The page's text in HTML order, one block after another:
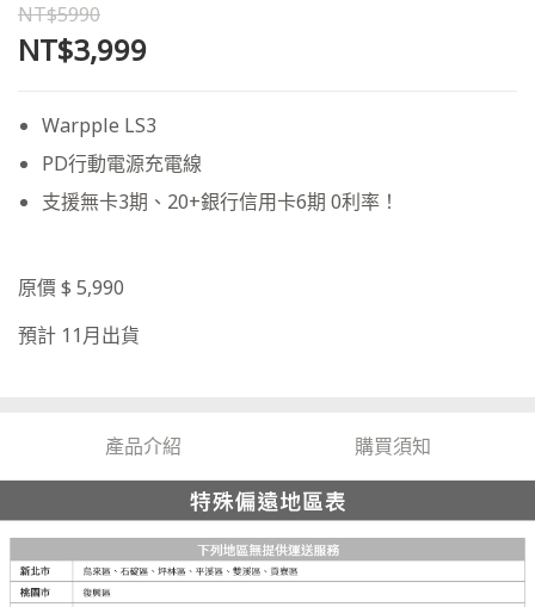
NT$5990
NT$3,999
Warpple LS3
PD行動電源充電線
支援無卡3期、20+銀行信用卡6期 0利率！
原價 $ 5,990
預計 11月出貨
產品介紹 購買須知